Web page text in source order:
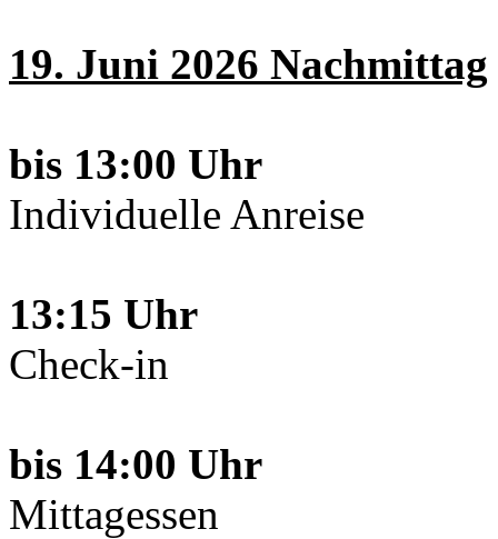
19. Juni 2026 Nachmittag
bis 13:00 Uhr
Individuelle Anreise
13:15 Uhr
Check-in
bis 14:00 Uhr
Mittagessen